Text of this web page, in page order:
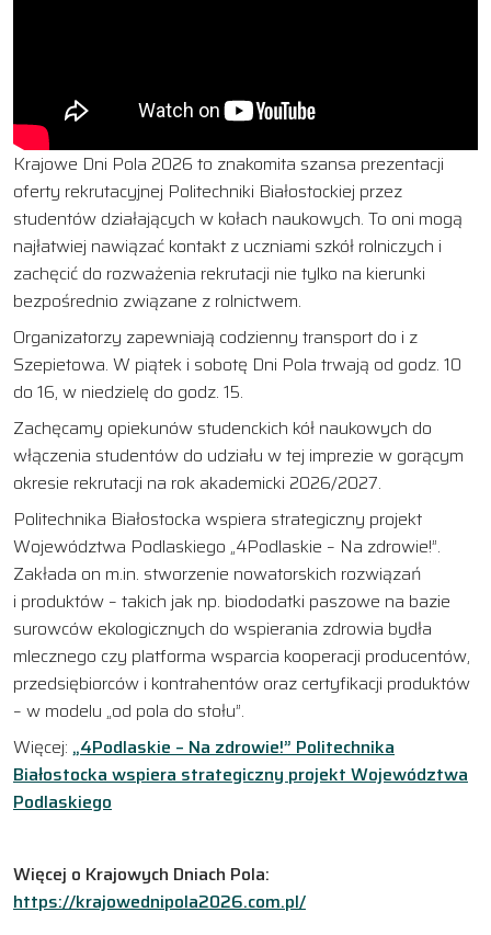
Krajowe Dni Pola 2026 to znakomita szansa prezentacji
oferty rekrutacyjnej Politechniki Białostockiej przez
studentów działających w kołach naukowych. To oni mogą
najłatwiej nawiązać kontakt z uczniami szkół rolniczych i
zachęcić do rozważenia rekrutacji nie tylko na kierunki
bezpośrednio związane z rolnictwem.
Organizatorzy zapewniają codzienny transport do i z
Szepietowa. W piątek i sobotę Dni Pola trwają od godz. 10
do 16, w niedzielę do godz. 15.
Zachęcamy opiekunów studenckich kół naukowych do
włączenia studentów do udziału w tej imprezie w gorącym
okresie rekrutacji na rok akademicki 2026/2027.
Politechnika Białostocka wspiera strategiczny projekt
Województwa Podlaskiego „4Podlaskie – Na zdrowie!”.
Zakłada on m.in. stworzenie nowatorskich rozwiązań
i produktów – takich jak np. biododatki paszowe na bazie
surowców ekologicznych do wspierania zdrowia bydła
mlecznego czy platforma wsparcia kooperacji producentów,
przedsiębiorców i kontrahentów oraz certyfikacji produktów
– w modelu „od pola do stołu”.
Więcej: „4Podlaskie – Na zdrowie!” Politechnika
Białostocka wspiera strategiczny projekt Województwa
Podlaskiego
Więcej o Krajowych Dniach Pola:
https://krajowednipola2026.com.pl/